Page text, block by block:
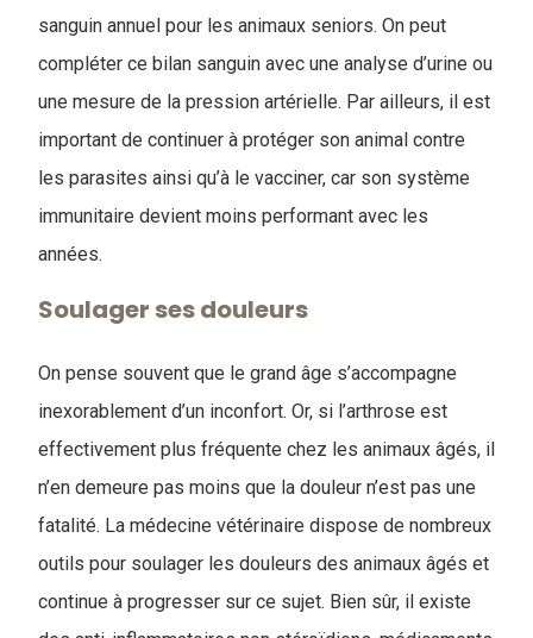
sanguin annuel pour les animaux seniors. On peut
compléter ce bilan sanguin avec une analyse d’urine ou
une mesure de la pression artérielle. Par ailleurs, il est
important de continuer à protéger son animal contre
les parasites ainsi qu’à le vacciner, car son système
immunitaire devient moins performant avec les
années.
Soulager ses douleurs
On pense souvent que le grand âge s’accompagne
inexorablement d’un inconfort. Or, si l’arthrose est
effectivement plus fréquente chez les animaux âgés, il
n’en demeure pas moins que la douleur n’est pas une
fatalité. La médecine vétérinaire dispose de nombreux
outils pour soulager les douleurs des animaux âgés et
continue à progresser sur ce sujet. Bien sûr, il existe